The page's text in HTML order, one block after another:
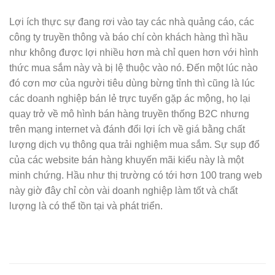
Lợi ích thực sự đang rơi vào tay các nhà quảng cáo, các
công ty truyền thông và báo chí còn khách hàng thì hầu
như không được lợi nhiều hơn mà chỉ quen hơn với hình
thức mua sắm này và bị lệ thuộc vào nó. Đến một lúc nào
đó cơn mơ của người tiêu dùng bừng tỉnh thì cũng là lúc
các doanh nghiệp bán lẻ trực tuyến gặp ác mộng, họ lại
quay trở về mô hình bán hàng truyền thống B2C nhưng
trên mạng internet và đánh đổi lợi ích về giá bằng chất
lượng dịch vụ thông qua trải nghiệm mua sắm. Sự sụp đổ
của các website bán hàng khuyến mãi kiểu này là một
minh chứng. Hầu như thị trường có tới hơn 100 trang web
này giờ đây chỉ còn vài doanh nghiệp làm tốt và chất
lượng là có thể tồn tại và phát triển.